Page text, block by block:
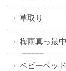
草取り
梅雨真っ最中
ベビーベッ